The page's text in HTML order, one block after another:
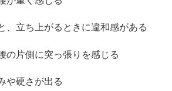
、立ち上がるときに違和感がある
の片側に突っ張りを感じる
や硬さが出る